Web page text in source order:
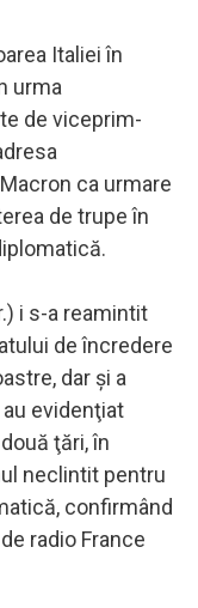
Italiei în
urma
de viceprim-
ca urmare
de trupe în
i s-a reamintit
de încredere
dar şi a
evidenţiat
ţări, în
neclintit pentru
confirmând
radio France